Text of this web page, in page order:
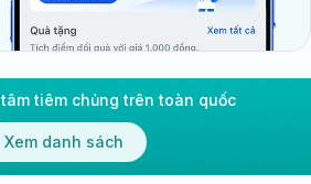
tiêm chủng trên toàn quốc
Xem danh sách